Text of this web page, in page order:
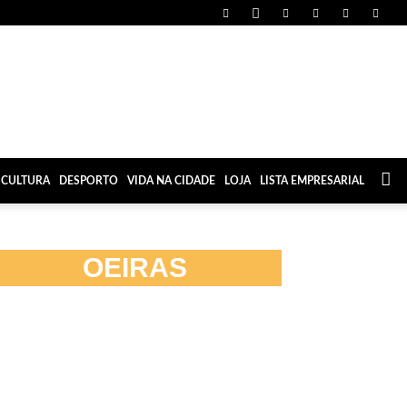
CULTURA DESPORTO VIDA NA CIDADE LOJA LISTA EMPRESARIAL
OEIRAS